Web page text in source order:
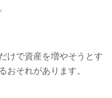
けで資産を増やそうとす
おそれがあります。